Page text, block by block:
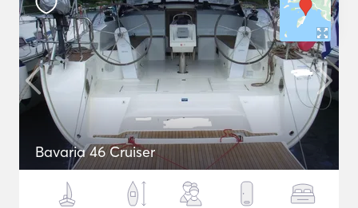
Bavaria 46 Cruiser